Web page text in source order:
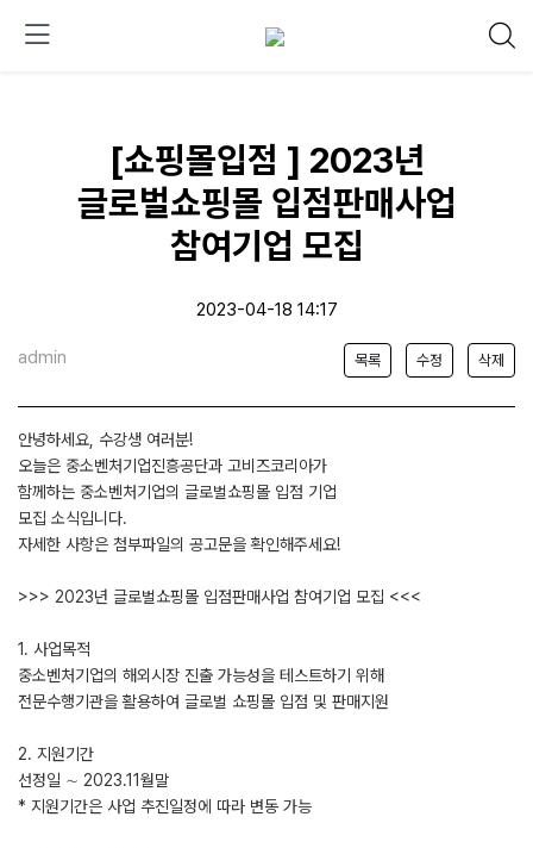
[쇼핑몰입점 ] 2023년
글로벌쇼핑몰 입점판매사업
참여기업 모집
2023-04-18 14:17
admin 목록 수정 삭제
안녕하세요, 수강생 여러분!
오늘은 중소벤처기업진흥공단과 고비즈코리아가
함께하는 중소벤처기업의 글로벌쇼핑몰 입점 기업
모집 소식입니다.
자세한 사항은 첨부파일의 공고문을 확인해주세요!
>>> 2023년 글로벌쇼핑몰 입점판매사업 참여기업 모집 <<<
1. 사업목적
중소벤처기업의 해외시장 진출 가능성을 테스트하기 위해
전문수행기관을 활용하여 글로벌 쇼핑몰 입점 및 판매지원
2. 지원기간
선정일 ∼ 2023.11월말
* 지원기간은 사업 추진일정에 따라 변동 가능